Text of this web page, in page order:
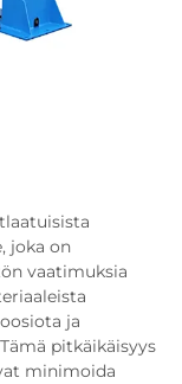
joka on
vaatimuksia
ja
pitkäikäisyys
minimoida